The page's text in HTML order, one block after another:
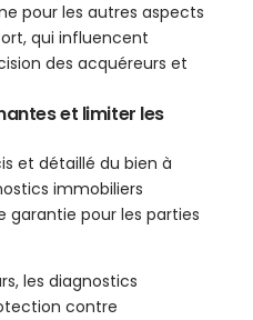
pour les autres aspects
qui influencent
des acquéreurs et
et limiter les
et détaillé du bien à
immobiliers
pour les parties
les diagnostics
contre